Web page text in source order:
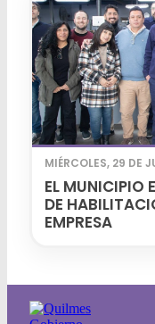
MIÉRCOLES, 29 DE
EL MUNICIPIO
DE
EMPRESA